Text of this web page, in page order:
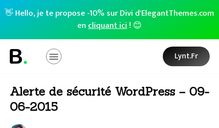
👋 Hello, je te propose -10% sur Divi d'ElegantThemes.com
encliquant ici! 😊
Lynt.fr
Alerte de sécurité WordPress – 09-
06-2015